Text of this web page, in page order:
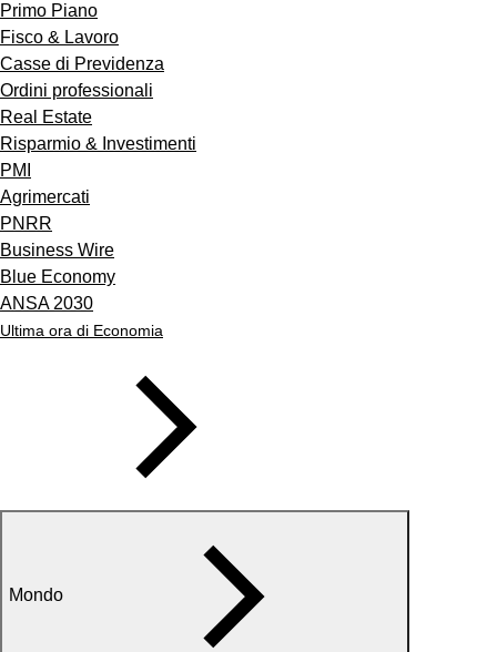
Primo Piano
Fisco & Lavoro
Casse di Previdenza
Ordini professionali
Real Estate
Risparmio & Investimenti
PMI
Agrimercati
PNRR
Business Wire
Blue Economy
ANSA 2030
Ultima ora di Economia
Mondo